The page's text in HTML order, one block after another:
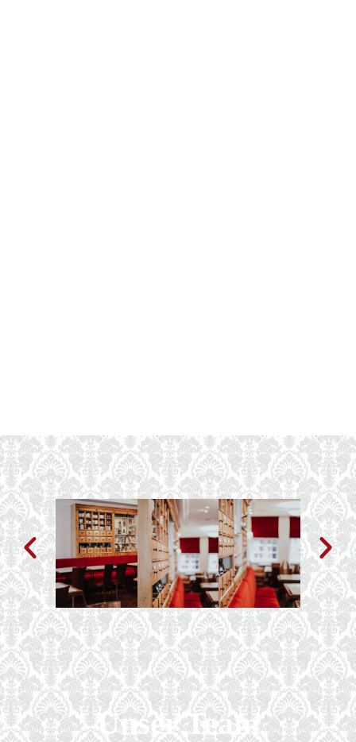
Unser Team